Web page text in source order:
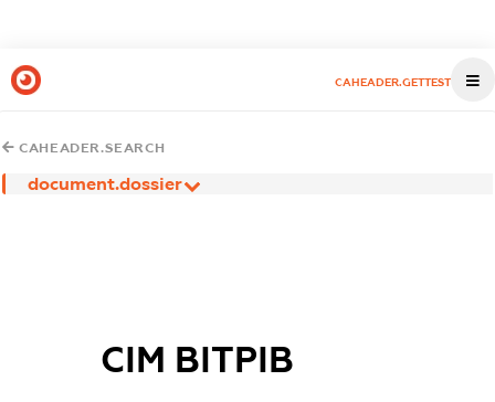
CAHEADER.GETTEST
CAHEADER.SEARCH
document.dossier
СІМ ВІТРІВ